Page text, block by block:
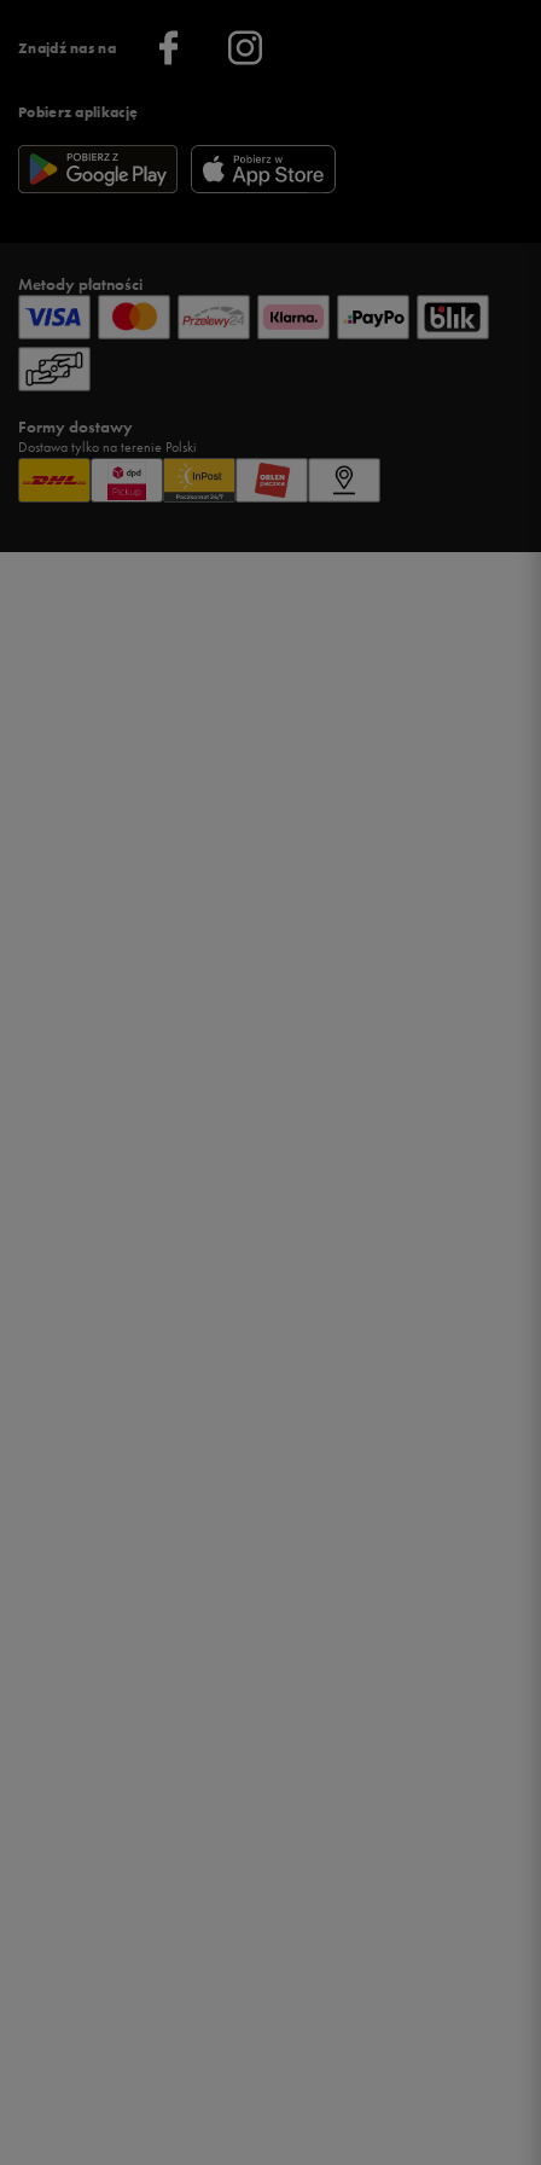
Znajdź nas na
Pobierz aplikację
Więcej regulaminów >
Informacje o firmie
Metody płatności
Formy dostawy
Dostawa tylko na terenie Polski